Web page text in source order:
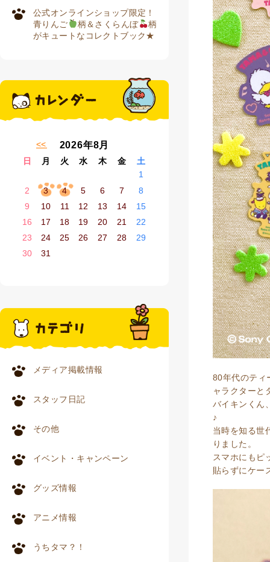
公式オンラインショップ限定！
青りんご
柄＆さくらんぼ
柄
がキュートなコレクトブック★
2026年8月
日 月 火 水 木 金 土
« 7月
1
2
3 4 5 6 7
8
9
10 11 12 13 14
15
16
17 18 19 20 21
22
23
24 25 26 27 28
29
30
31
メディア掲載情報
スタッフ日記
その他
イベント・キャンペーン
グッズ情報
アニメ情報
うちタマ？！
80年代のティ
ャラクターと
バイキンくん
♪
当時を知る世
りました。
スマホにもピ
貼らずにケー